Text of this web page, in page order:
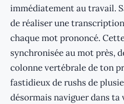
immédiatement au travail.
de réaliser une
chaque mot prononcé.
synchronisée au mot près,
colonne vertébrale de ton
fastidieux de rushs de
désormais naviguer dans ta